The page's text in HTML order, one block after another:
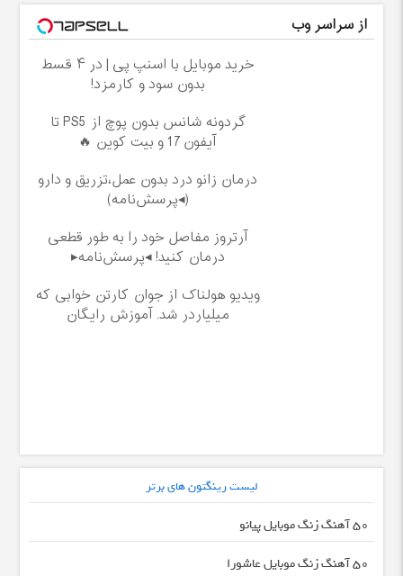
از سراسر وب
خرید موبایل با اسنپ پی | در ۴ قسط
بدون سود و کارمزد!
گردونه شانس بدون پوچ از PS5 تا
آیفون17 و بیت کوین 🔥
درمان زانو درد بدون عمل،تزریق و دارو
(◂پرسش‌نامه)
آرتروز مفاصل خود را به طور قطعی
درمان کنید! ◂پرسش‌نامه▸
ویدیو هولناک از جوان کارتن خوابی که
میلیاردر شد. آموزش رایگان
لیست رینگتون های برتر
50 آهنگ زنگ موبایل پیانو
50 آهنگ زنگ موبایل عاشورا